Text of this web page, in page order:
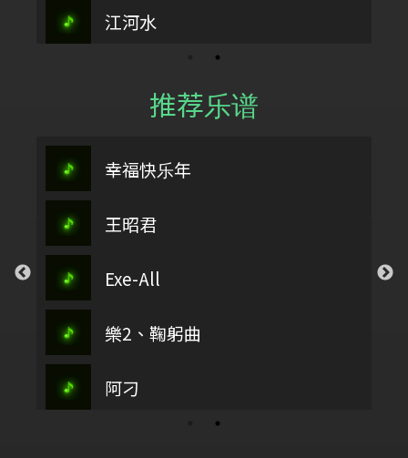
江河水
推荐乐谱
幸福快乐年
王昭君
Exe-All
樂2、鞠躬曲
阿刁